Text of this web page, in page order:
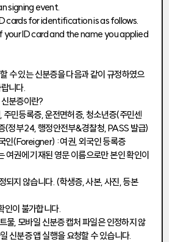
signing event.
cards for identification is as follows.
ID card and the name you applied
수 있는 신분증을 다음과 같이 규정하였으
니다.
분증이란?
주민등록증, 운전면허증, 청소년증(주민센
(정부 24, 행정안전부&경찰청, PASS 발급)
인(Foreigner) : 여권, 외국인 등록증
여권에 기재된 영문 이름으로만 본인 확인이
되지 않습니다. (학생증, 사본, 사진, 등본
인이 불가합니다.
물, 모바일 신분증 캡처 파일은 인정하지 않
신분증 앱 실행을 요청할 수 있습니다.